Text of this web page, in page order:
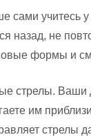
сами учитесь
назад, не
новые формы и
стрелы. Ваши
им
стрелы